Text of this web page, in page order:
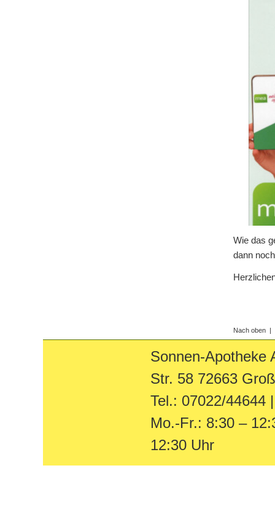
Wie das
dann
Nach oben |
Sonnen-Apotheke
Str. 58 72663
Tel.: 07022/44644
Mo.-Fr.: 8:30 –
12:30 Uhr